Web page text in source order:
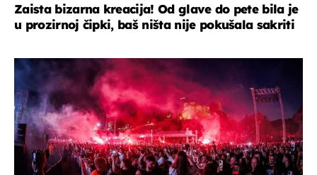
Zaista bizarna kreacija! Od glave do pete bila je
u prozirnoj čipki, baš ništa nije pokušala sakriti